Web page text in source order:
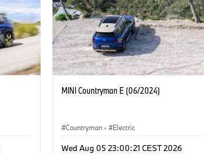
MINI Countryman E (06/2024)
Countryman · Electric
Wed Aug 05 23:00:21 CEST 2026